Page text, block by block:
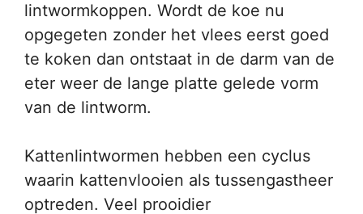
lintwormkoppen. Wordt de koe nu
opgegeten zonder het vlees eerst goed
te koken dan ontstaat in de darm van de
eter weer de lange platte gelede vorm
van de lintworm.
Kattenlintwormen hebben een cyclus
waarin kattenvlooien als tussengastheer
optreden. Veel prooidier